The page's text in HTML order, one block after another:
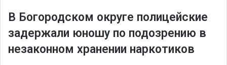
В Богородском округе полицейские
задержали юношу по подозрению в
незаконном хранении наркотиков